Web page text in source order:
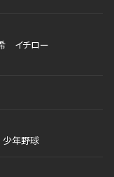
イチロー
少年野球